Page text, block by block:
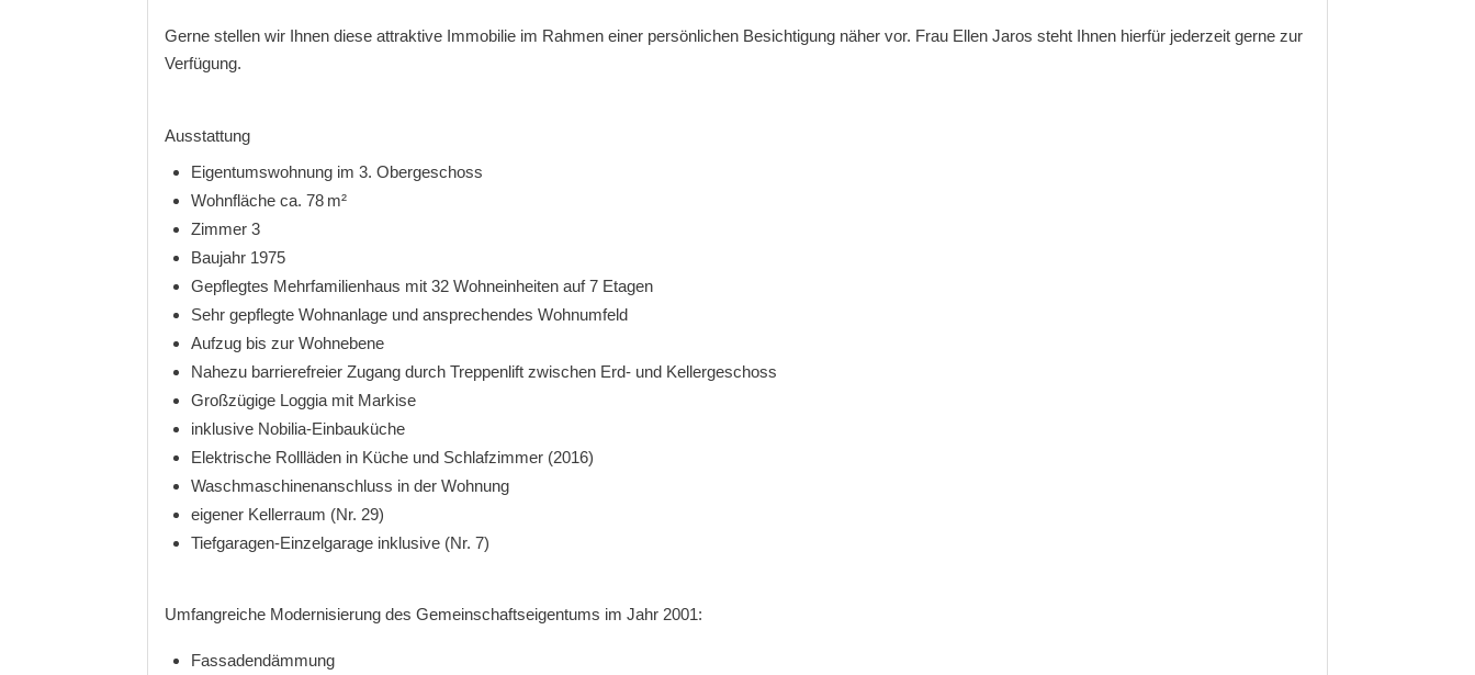
Gerne stellen wir Ihnen diese attraktive Immobilie im Rahmen einer persönlichen Besichtigung näher vor. Frau Ellen Jaros steht Ihnen hierfür jederzeit gerne zur
Verfügung.
Ausstattung
Eigentumswohnung im 3. Obergeschoss
Wohnfläche ca. 78 m²
Zimmer 3
Baujahr 1975
Gepflegtes Mehrfamilienhaus mit 32 Wohneinheiten auf 7 Etagen
Sehr gepflegte Wohnanlage und ansprechendes Wohnumfeld
Aufzug bis zur Wohnebene
Nahezu barrierefreier Zugang durch Treppenlift zwischen Erd- und Kellergeschoss
Großzügige Loggia mit Markise
inklusive Nobilia-Einbauküche
Elektrische Rollläden in Küche und Schlafzimmer (2016)
Waschmaschinenanschluss in der Wohnung
eigener Kellerraum (Nr. 29)
Tiefgaragen-Einzelgarage inklusive (Nr. 7)
Umfangreiche Modernisierung des Gemeinschaftseigentums im Jahr 2001:
Fassadendämmung